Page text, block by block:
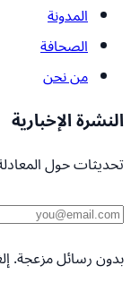
المدونة
الصحافة
من نحن
النشرة الإخبارية
تحديثات حول
بدون رسائل مزعجة.